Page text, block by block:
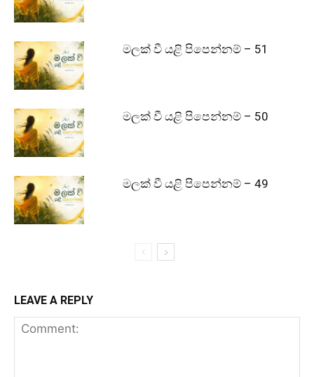
මලක් වී යළි පිපෙන්නම් – 51
මලක් වී යළි පිපෙන්නම් – 50
මලක් වී යළි පිපෙන්නම් – 49
LEAVE A REPLY